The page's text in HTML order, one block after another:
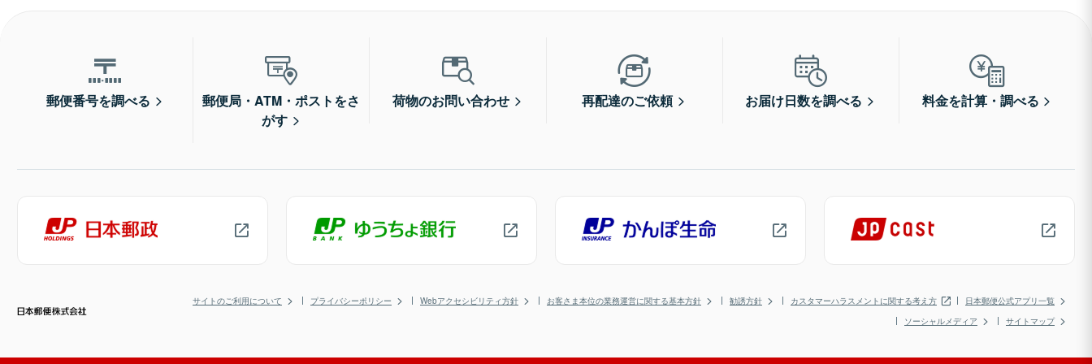
郵便番号を調べる
郵便局・ATM・ポストをさ
がす
荷物のお問い合わせ 再配達のご依頼 お届け日数を調べる 料金を計算・調べる
サイトのご利用について プライバシーポリシー Webアクセシビリティ方針 お客さま本位の業務運営に関する基本方針 勧誘方針 カスタマーハラスメントに関する考え方
日本郵便公式アプリ一覧
ソーシャルメディア
サイトマップ